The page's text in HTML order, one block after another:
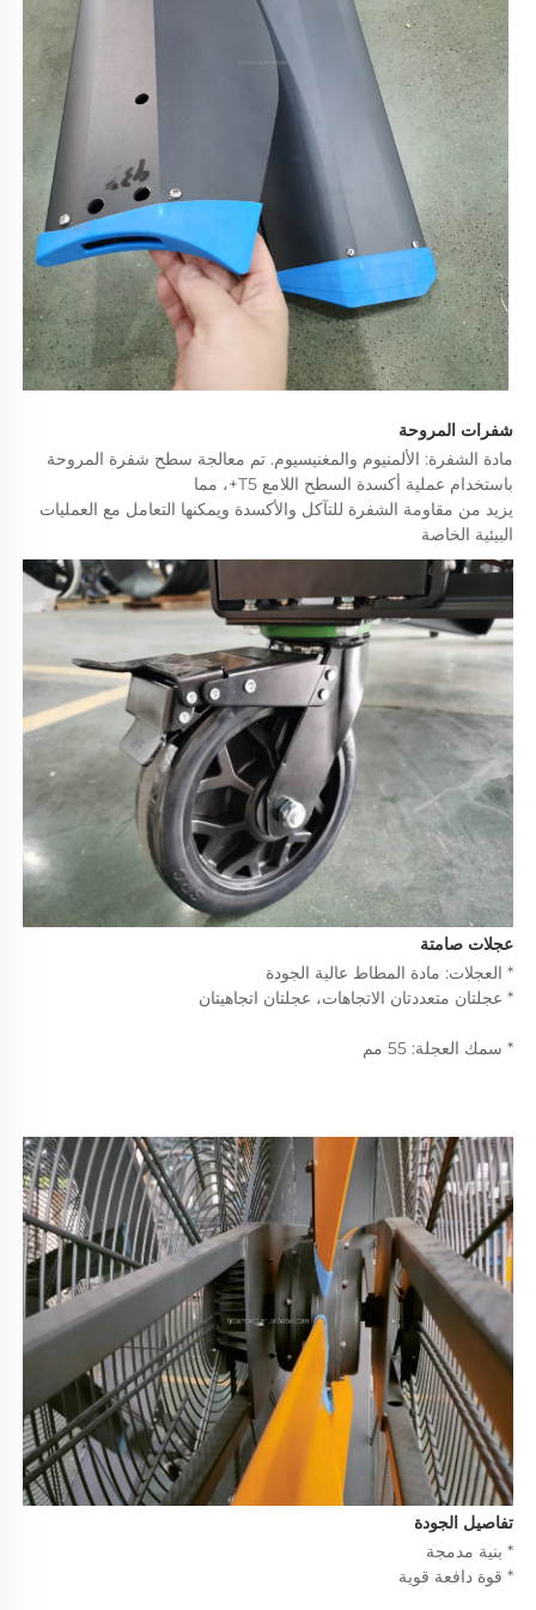
شفرات المروحة
باستخدام عملية أكسدة السطح اللامع T5+، مما
البيئية الخاصة
عجلات صامتة
* العجلات: مادة المطاط عالية الجودة
* عجلتان متعددتان الاتجاهات، عجلتان اتجاهيتان
* سمك العجلة: 55 مم
تفاصيل الجودة
* بنية مدمجة
* قوة دافعة قوية